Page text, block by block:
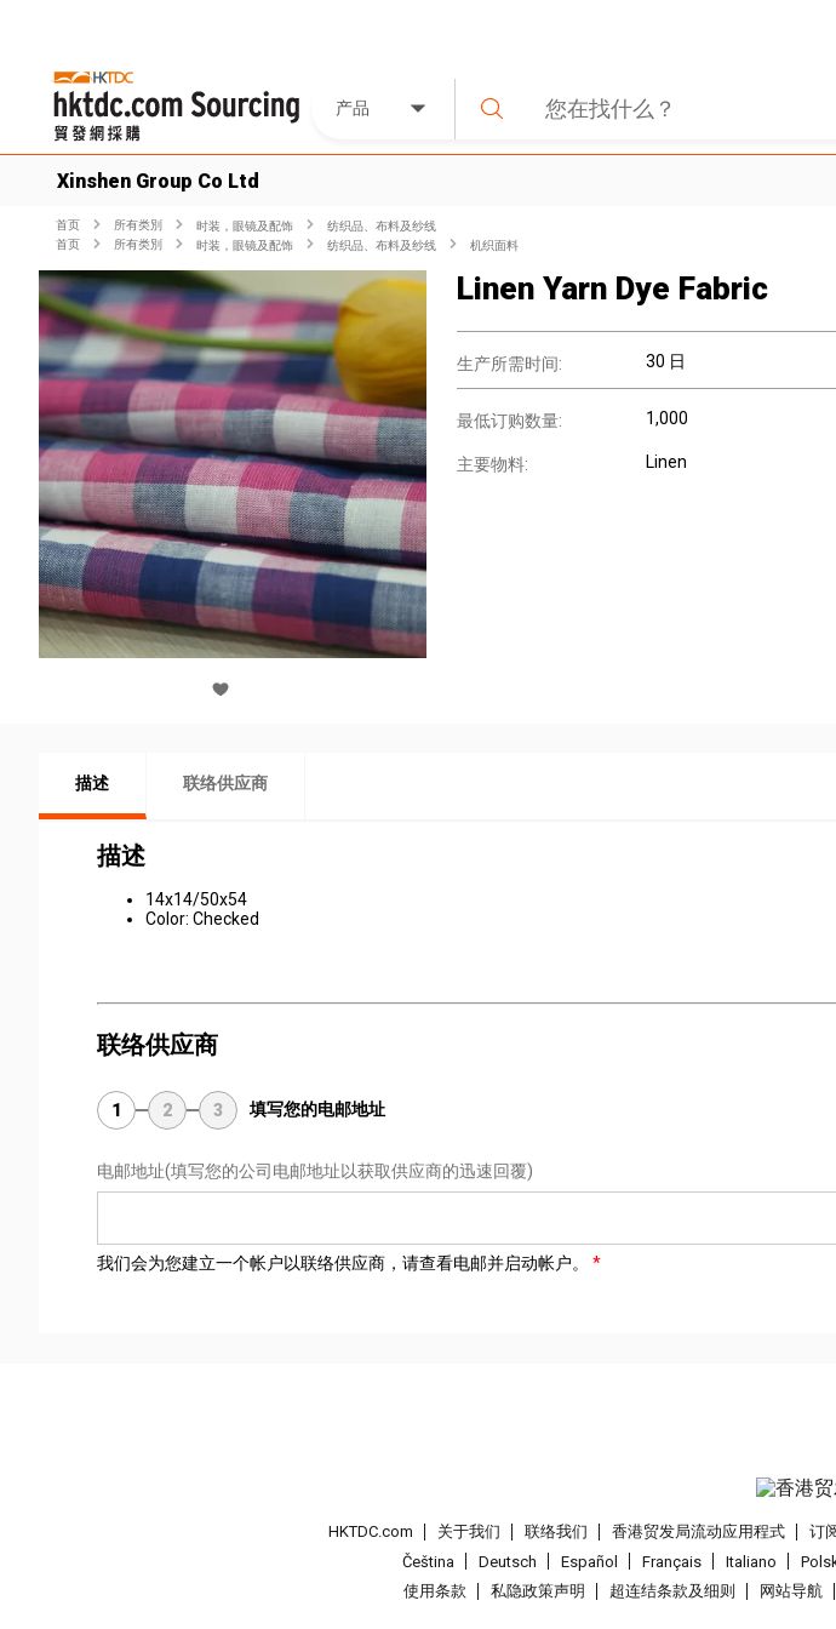
产品
Xinshen Group Co Ltd
首页 所有类別 时装，眼镜及配饰
纺织品、布料及纱线
首页
所有类別 时装，眼镜及配饰 纺织品、布料及纱线 机织面料
Linen Yarn Dye Fabric
生产所需时间: 30 日
最低订购数量: 1,000
主要物料: Linen
描述 联络供应商
描述
14x14/50x54
Color: Checked
联络供应商
1 2 3 填写您的电邮地址
电邮地址(填写您的公司电邮地址以获取供应商的迅速回覆)
我们会为您建立一个帐户以联络供应商，请查看电邮并启动帐户。
HKTDC.com 关于我们 联络我们 香港贸发局流动应用程式 订
Čeština
Deutsch Español Français Italiano
使用条款
私隐政策声明 超连结条款及细则 网站导航